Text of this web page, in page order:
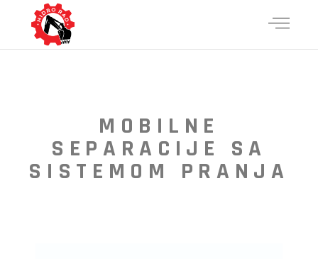
MOBILNE
SEPARACIJE SA
SISTEMOM PRANJA